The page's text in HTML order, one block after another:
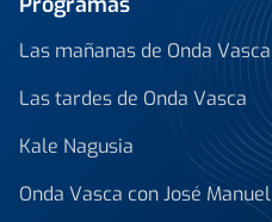
Las mañanas de Onda Vasca
Las tardes de Onda Vasca
Kale Nagusia
Onda Vasca con José